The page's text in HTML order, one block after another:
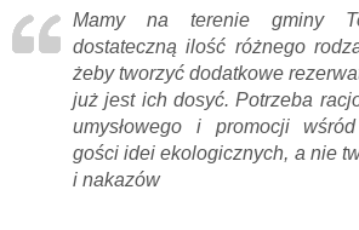
Mamy na terenie gminy
dostateczną ilość różnego
żeby tworzyć dodatkowe
już jest ich dosyć. Potrzeba
umysłowego i promocji
gości idei ekologicznych, a nie
i nakazów